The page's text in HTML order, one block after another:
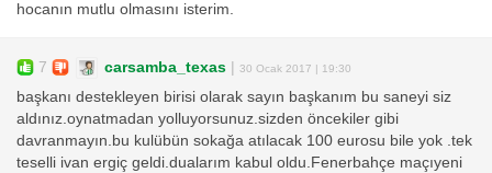
hocanın mutlu olmasını isterim.
7 carsamba_texas 30 Ocak 2017 | 19:30
başkanı destekleyen birisi olarak sayın başkanım bu saneyi siz
aldınız.oynatmadan yolluyorsunuz.sizden öncekiler gibi
davranmayın.bu kulübün sokağa atılacak 100 eurosu bile yok .tek
teselli ivan ergiç geldi.dualarım kabul oldu.Fenerbahçe maçıyeni